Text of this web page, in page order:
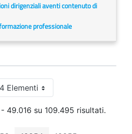
dirigenziali aventi contenuto di
professionale
4 ElementiPer pagina
49.016 su 109.495 risultati.